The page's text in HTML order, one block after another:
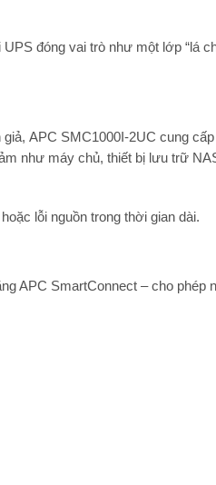
UPS đóng vai trò như một lớp “lá
giả, APC SMC1000I-2UC cung cấp
như máy chủ, thiết bị lưu trữ
lỗi nguồn trong thời gian dài.
APC SmartConnect – cho phép